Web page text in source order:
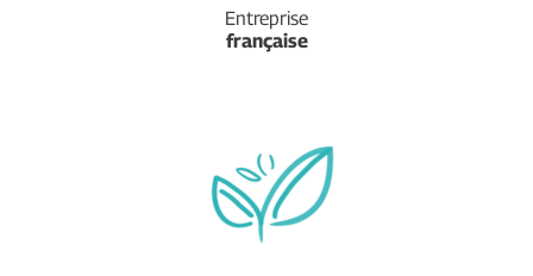
Entreprise
française